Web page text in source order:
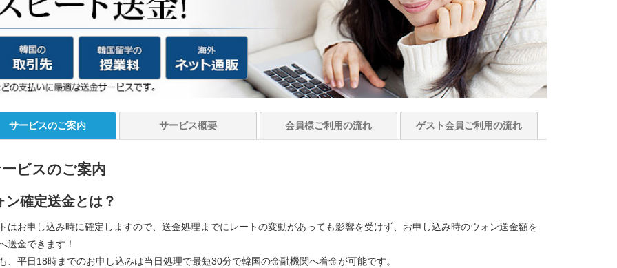
サービスのご案内 サービス概要 会員様ご利用の流れ ゲスト会員ご利用の流れ
ビスのご案内
ン確定送金とは？
はお申し込み時に確定しますので、送金処理までにレートの変動があっても影響を受けず、お申し込み時のウォン送金額を
送金できます！
、平日18時までのお申し込みは当日処理で最短30分で韓国の金融機関へ着金が可能です。